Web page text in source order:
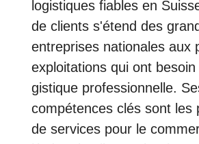
logistiques fiables en
de clients s'étend des
entreprises nationales aux
exploitations qui ont
gistique professionnelle.
compétences clés sont les
de services pour le